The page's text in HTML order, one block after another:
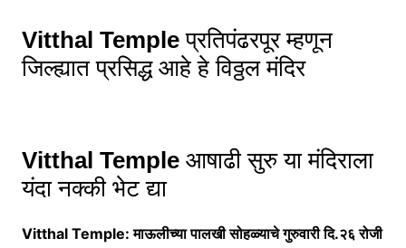
Vitthal Templeप्रतिपंढरपूर म्हणून
जिल्ह्यात प्रसिद्ध आहे हे विठ्ठल मंदिर
Vitthal Templeआषाढी सुरु या मंदिराला
यंदा नक्की भेट द्या
Vitthal Temple: माऊलीच्या पालखी सोहळ्याचे गुरुवारी दि.२६ रोजी